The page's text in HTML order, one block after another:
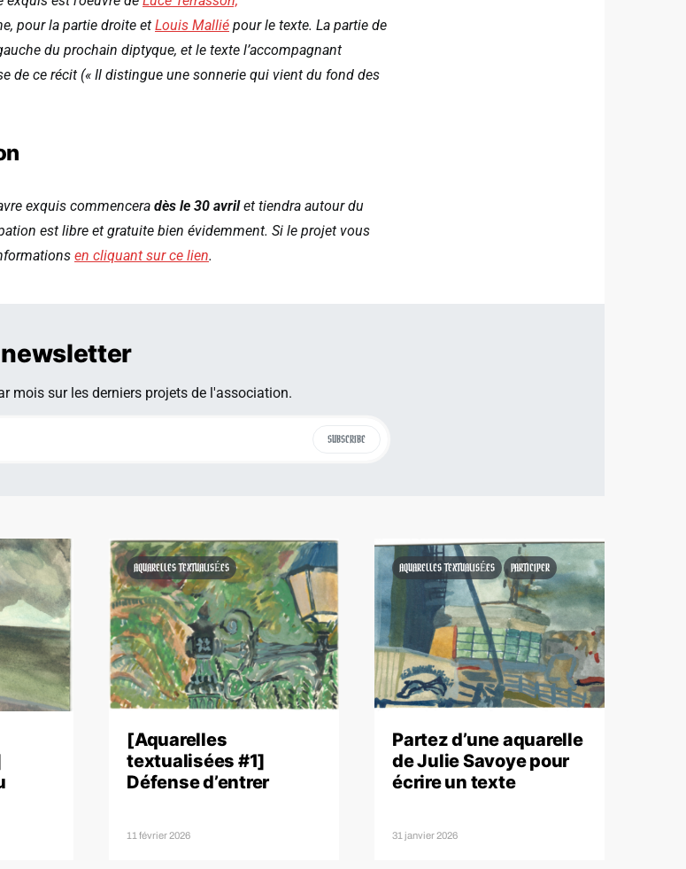
pour la partie droite et Louis Mallié pour le texte. La partie de
du prochain diptyque, et le texte l’accompagnant
de ce récit (« Il distingue une sonnerie qui vient du fond des
exquis commencera dès le 30 avrilet tiendra autour du
est libre et gratuite bien évidemment. Si le projet vous
en cliquant sur ce lien.
mois sur les derniers projets de l'association.
SUBSCRIBE
AQUARELLES TEXTUALISÉES
[Aquarelles
textualisées #1]
Défense d’entrer
11 février 2026
AQUARELLES TEXTUALISÉES PARTICIPER
Partez d’une aquarelle
de Julie Savoye pour
écrire un texte
31 janvier 2026